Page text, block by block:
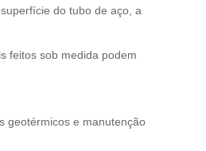
do tubo de aço, a
feitos sob medida podem
geotérmicos e manutenção